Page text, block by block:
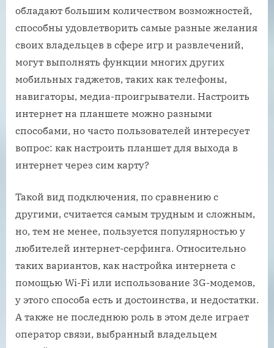
обладают большим количеством возможностей,
способны удовлетворить самые разные желания
своих владельцев в сфере игр и развлечений,
могут выполнять функции многих других
мобильных гаджетов, таких как телефоны,
навигаторы, медиа-проигрыватели. Настроить
интернет на планшете можно разными
способами, но часто пользователей интересует
вопрос: как настроить планшет для выхода в
интернет через сим карту?
Такой вид подключения, по сравнению с
другими, считается самым трудным и сложным,
но, тем не менее, пользуется популярностью у
любителей интернет-серфинга. Относительно
таких вариантов, как настройка интернета с
помощью Wi-Fi или использование 3G-модемов,
у этого способа есть и достоинства, и недостатки.
А также не последнюю роль в этом деле играет
оператор связи, выбранный владельцем